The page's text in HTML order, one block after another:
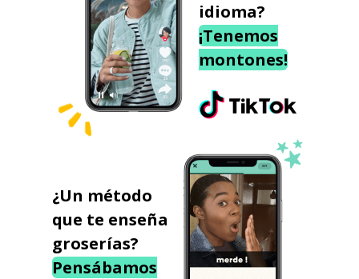
idioma?
¡Tenemos
montones!
¿Un método
que te enseña
groserías?
Pensábamos